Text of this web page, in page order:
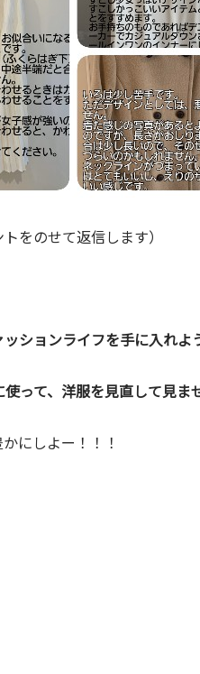
をのせて返信します）
ションライフを手に入れよ
って、洋服を見直して見ま
にしよー！！！